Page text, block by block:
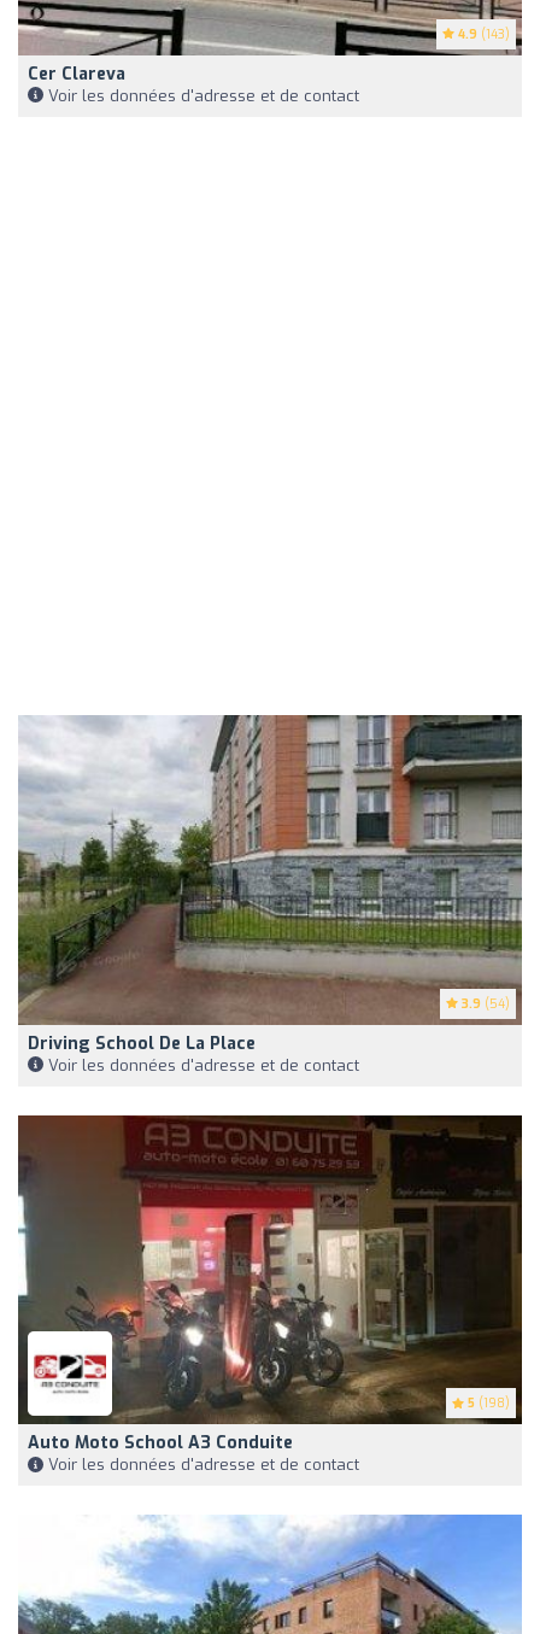
4.9 (143)
Cer Clareva
Voir les données d'adresse et de contact
3.9 (54)
Driving School De La Place
Voir les données d'adresse et de contact
5 (198)
Auto Moto School A3 Conduite
Voir les données d'adresse et de contact